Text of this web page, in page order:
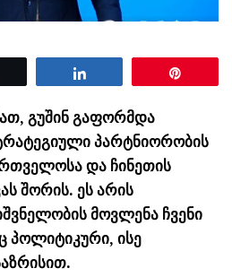
გუშინ გაფორმდა
პარტნიორობის
და ჩინეთის
შორის. ეს არის
მოვლენა ჩვენი
პოლიტიკური, ისე